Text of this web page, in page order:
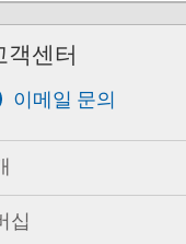
객센터
이메일 문의
십